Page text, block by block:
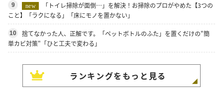
9 new
「トイレ掃除が面倒…」を解決！お掃除のプロがやめた【3つの
こと】「ラクになる」「床にモノを置かない」
10
捨てなかった人、正解です。「ペットボトルのふた」を置くだけの"簡
単カビ対策"「ひと工夫で変わる」
ランキングをもっと見る